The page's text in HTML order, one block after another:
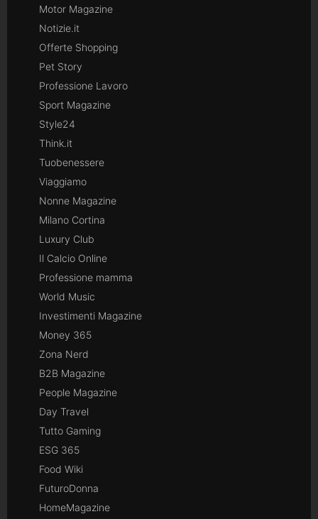
Motor Magazine
Notizie.it
Offerte Shopping
Pet Story
Professione Lavoro
Sport Magazine
Style24
Think.it
Tuobenessere
Viaggiamo
Nonne Magazine
Milano Cortina
Luxury Club
Il Calcio Online
Professione mamma
World Music
Investimenti Magazine
Money 365
Zona Nerd
B2B Magazine
People Magazine
Day Travel
Tutto Gaming
ESG 365
Food Wiki
FuturoDonna
HomeMagazine